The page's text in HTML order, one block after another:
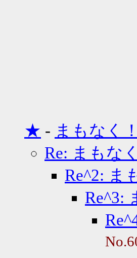
★ - まもなく
Re: まもな
Re^2: ま
Re^3: